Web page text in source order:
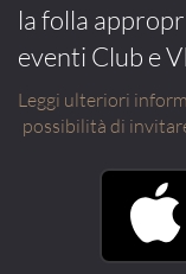
la folla
eventi Club e
Leggi ulteriori
possibilità di